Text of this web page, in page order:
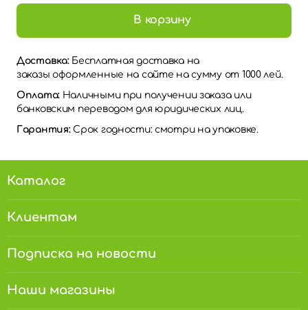
В корзину
Доставка: Бесплатная доставка на
заказы оформленные на сайте на сумму от 1000 лей.
Оплата: Наличными при получении заказа или
банковским переводом для юридических лиц.
Гарантия:Срок годности: смотри на упаковке.
Каталог
Клиентам
Подписка на новости
Наши магазины